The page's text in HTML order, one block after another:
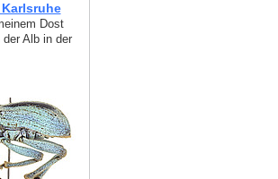
Dost
Alb in der